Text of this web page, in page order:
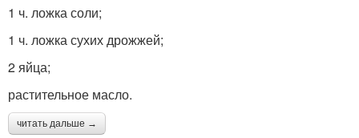
1 ч. ложка соли;
1 ч. ложка сухих дрожжей;
2 яйца;
растительное масло.
читать дальше →